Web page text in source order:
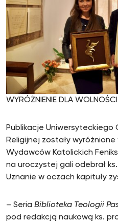
WYRÓŻNIENIE DLA WOLNOŚCI
Publikacje Uniwersyteckiego
Religijnej zostały
Wydawców Katolickich
na uroczystej gali odebrał
Uznanie w oczach kapituły
– Seria Biblioteka Teologii
pod redakcją naukową ks.